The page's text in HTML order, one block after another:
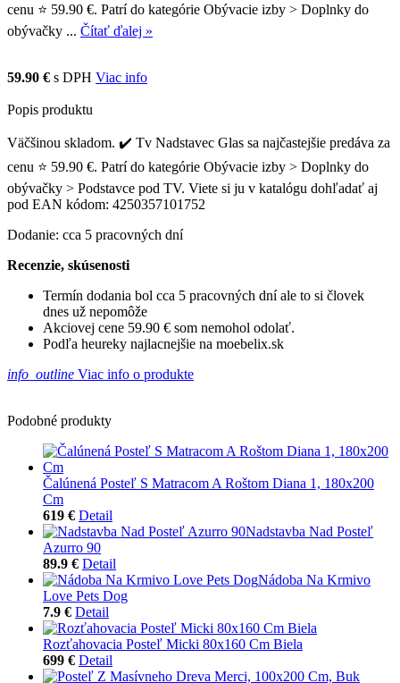
cenu ⭐ 59.90 €. Patrí do kategórie Obývacie izby > Doplnky do
obývačky ... Čítať ďalej »
59.90 € s DPH Viac info
Popis produktu
Väčšinou skladom. ✔️ Tv Nadstavec Glas sa najčastejšie predáva za
cenu ⭐ 59.90 €. Patrí do kategórie Obývacie izby > Doplnky do
obývačky > Podstavce pod TV. Viete si ju v katalógu dohľadať aj
pod EAN kódom: 4250357101752
Dodanie: cca 5 pracovných dní
Recenzie, skúsenosti
Termín dodania bol cca 5 pracovných dní ale to si človek
dnes už nepomôže
Akciovej cene 59.90 € som nemohol odolať.
Podľa heureky najlacnejšie na moebelix.sk
info_outline Viac info o produkte
Podobné produkty
Čalúnená Posteľ S Matracom A Roštom Diana 1, 180x200
Cm
619 € Detail
Nadstavba Nad Posteľ
Azurro 90
89.9 € Detail
Nádoba Na Krmivo
Love Pets Dog
7.9 € Detail
Rozťahovacia Posteľ Micki 80x160 Cm Biela
699 € Detail